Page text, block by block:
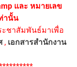
และ หมายเลข
านั้น
ะชาสัมพันธ์มาเพื่อ
, เอกสารสำนักงาน